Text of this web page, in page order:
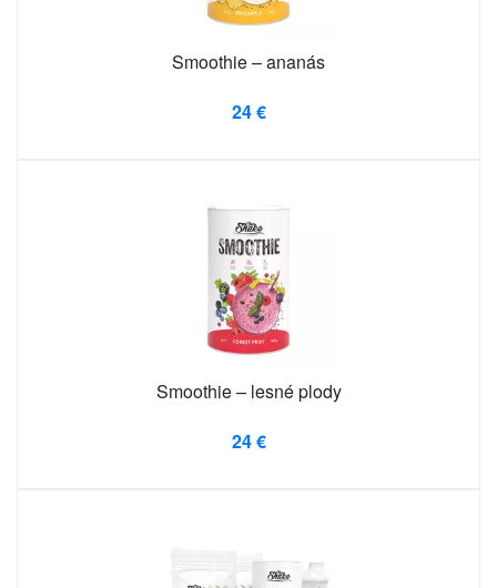
Smoothie – ananás
24 €
Smoothie – lesné plody
24 €